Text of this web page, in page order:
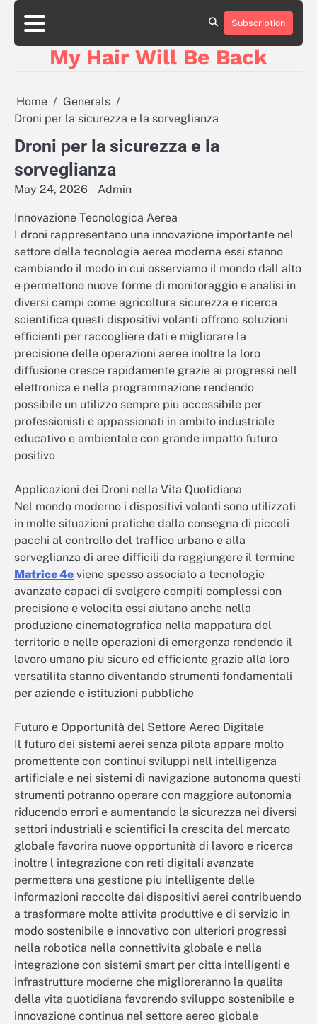
Skip
content
Subscription
My Hair Will Be Back
Home
Generals
Droni per la sicurezza e la sorveglianza
Droni per la sicurezza e la
sorveglianza
May 24, 2026 Admin
Innovazione Tecnologica Aerea
I droni rappresentano una innovazione importante nel
settore della tecnologia aerea moderna essi stanno
cambiando il modo in cui osserviamo il mondo dall alto
e permettono nuove forme di monitoraggio e analisi in
diversi campi come agricoltura sicurezza e ricerca
scientifica questi dispositivi volanti offrono soluzioni
efficienti per raccogliere dati e migliorare la
precisione delle operazioni aeree inoltre la loro
diffusione cresce rapidamente grazie ai progressi nell
elettronica e nella programmazione rendendo
possibile un utilizzo sempre piu accessibile per
professionisti e appassionati in ambito industriale
educativo e ambientale con grande impatto futuro
positivo
Applicazioni dei Droni nella Vita Quotidiana
Nel mondo moderno i dispositivi volanti sono utilizzati
in molte situazioni pratiche dalla consegna di piccoli
pacchi al controllo del traffico urbano e alla
sorveglianza di aree difficili da raggiungere il termine
Matrice 4e viene spesso associato a tecnologie
avanzate capaci di svolgere compiti complessi con
precisione e velocita essi aiutano anche nella
produzione cinematografica nella mappatura del
territorio e nelle operazioni di emergenza rendendo il
lavoro umano piu sicuro ed efficiente grazie alla loro
versatilita stanno diventando strumenti fondamentali
per aziende e istituzioni pubbliche
Futuro e Opportunità del Settore Aereo Digitale
Il futuro dei sistemi aerei senza pilota appare molto
promettente con continui sviluppi nell intelligenza
artificiale e nei sistemi di navigazione autonoma questi
strumenti potranno operare con maggiore autonomia
riducendo errori e aumentando la sicurezza nei diversi
settori industriali e scientifici la crescita del mercato
globale favorira nuove opportunità di lavoro e ricerca
inoltre l integrazione con reti digitali avanzate
permettera una gestione piu intelligente delle
informazioni raccolte dai dispositivi aerei contribuendo
a trasformare molte attivita produttive e di servizio in
modo sostenibile e innovativo con ulteriori progressi
nella robotica nella connettivita globale e nella
integrazione con sistemi smart per citta intelligenti e
infrastrutture moderne che miglioreranno la qualita
della vita quotidiana favorendo sviluppo sostenibile e
innovazione continua nel settore aereo globale